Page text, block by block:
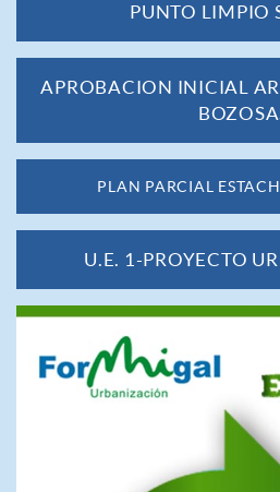
PUNTO LIMPIO
APROBACION INICIAL
PLAN PARCIAL
U.E. 1-PROYECTO